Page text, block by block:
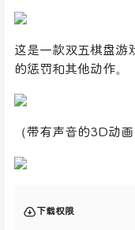
这是一款双五棋盘游
的惩罚和其他动作。
（带有声音的3D动画
下载权限